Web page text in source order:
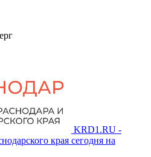
KRD1.RU -
края сегодня на